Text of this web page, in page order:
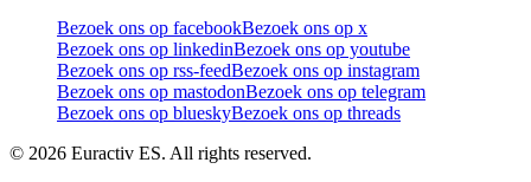
Bezoek ons op facebookBezoek ons op x
Bezoek ons op linkedinBezoek ons op youtube
Bezoek ons op rss-feedBezoek ons op instagram
Bezoek ons op mastodonBezoek ons op telegram
Bezoek ons op blueskyBezoek ons op threads
© 2026 Euractiv ES. All rights reserved.